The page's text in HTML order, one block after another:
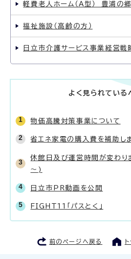
軽費老人ホーム（A型） 豊浦の郷
福祉施設（高齢の方）
日立市介護サービス事業経営戦
よく見られている
物価高騰対策事業について
省エネ家電の購入費を補助し
休館日及び運営時間が変わ
～)
日立市PR動画を公開
FIGHT11「パスとく」
前のページへ戻る